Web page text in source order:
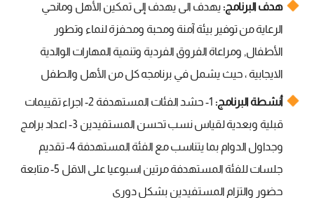
هدف البرنامج: يهدف الى يهدف إلى تمكين الأهل ومانحي
الرعاية من توفير بيئة آمنة ومحبة ومحفزة لنماء وتطور
الأطفال, ومراعاة الفروق الفردية وتنمية المهارات الوالدية
الايجابية ، حيث يشمل في برنامجه كل من الأهل والطفل
أنشطة البرنامج:
1- حشد الفئات المستهدفة 2- اجراء تقييمات
قبلية وبعدية لقياس نسب تحسن المستفيدين 3- اعداد برامج
وجداول الدوام بما يتناسب مع الفئة المستهدفة 4- تقديم
جلسات للفئة المستهدفة مرتين اسبوعيا على الاقل 5- متابعة
حضور والتزام المستفيدين بشكل دوري